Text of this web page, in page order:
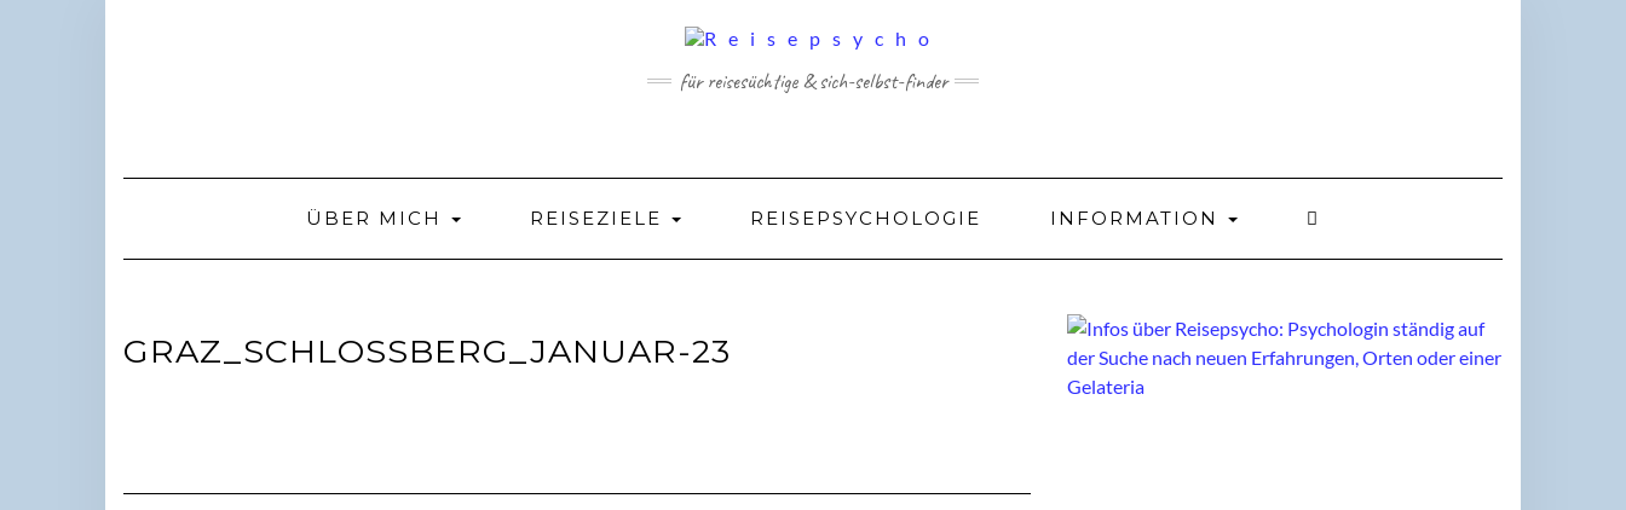
für reisesüchtige & sich-selbst-finder
ÜBER MICH REISEZIELE REISEPSYCHOLOGIE INFORMATION
GRAZ_SCHLOSSBERG_JANUAR-23